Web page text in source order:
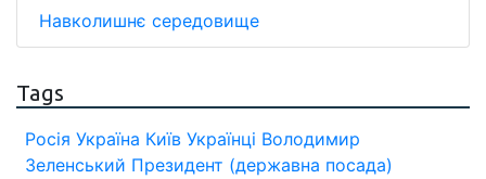
Навколишнє середовище
Tags
Росія Україна Київ Українці Володимир
Зеленський Президент (державна посада)